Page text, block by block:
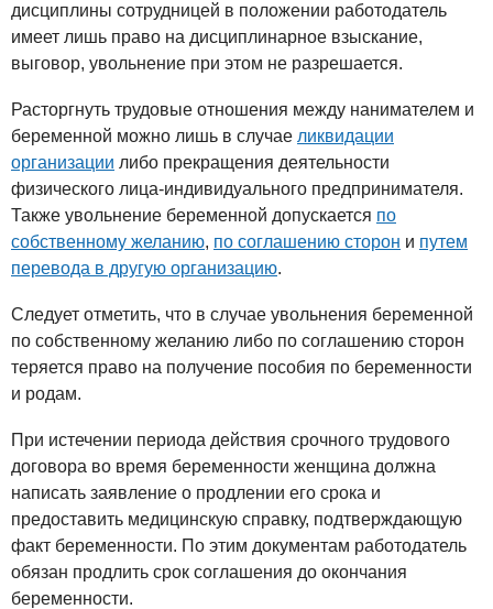
дисциплины сотрудницей в положении работодатель
имеет лишь право на дисциплинарное взыскание,
выговор, увольнение при этом не разрешается.
Расторгнуть трудовые отношения между нанимателем и
беременной можно лишь в случае ликвидации
организации либо прекращения деятельности
физического лица-индивидуального предпринимателя.
Также увольнение беременной допускается по
собственному желанию, по соглашению сторон и путем
перевода в другую организацию.
Следует отметить, что в случае увольнения беременной
по собственному желанию либо по соглашению сторон
теряется право на получение пособия по беременности
и родам.
При истечении периода действия срочного трудового
договора во время беременности женщина должна
написать заявление о продлении его срока и
предоставить медицинскую справку, подтверждающую
факт беременности. По этим документам работодатель
обязан продлить срок соглашения до окончания
беременности.